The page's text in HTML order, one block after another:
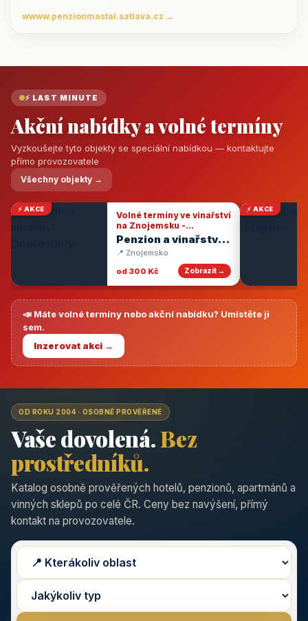
wwww.penzionmastal.satlava.cz →
⚡ LAST MINUTE
Akční nabídky a volné termíny
Vyzkoušejte tyto objekty se speciální nabídkou — kontaktujte
přímo provozovatele
Všechny objekty →
⚡ AKCE
Volné termíny ve vinařství
na Znojemsku -
degustace vín
Penzion a vinařství
Dobrovolný
📍 Znojemsko
od 300 Kč
Zobrazit →
⚡ AKCE
📣 Máte volné termíny nebo akční nabídku? Umístěte ji
sem.
Inzerovat akci →
OD ROKU 2004 · OSOBNĚ PROVĚŘENÉ
Vaše dovolená.Bez
prostředníků.
Katalog osobně prověřených hotelů, penzionů, apartmánů a
vinných sklepů po celé ČR. Ceny bez navýšení, přímý
kontakt na provozovatele.